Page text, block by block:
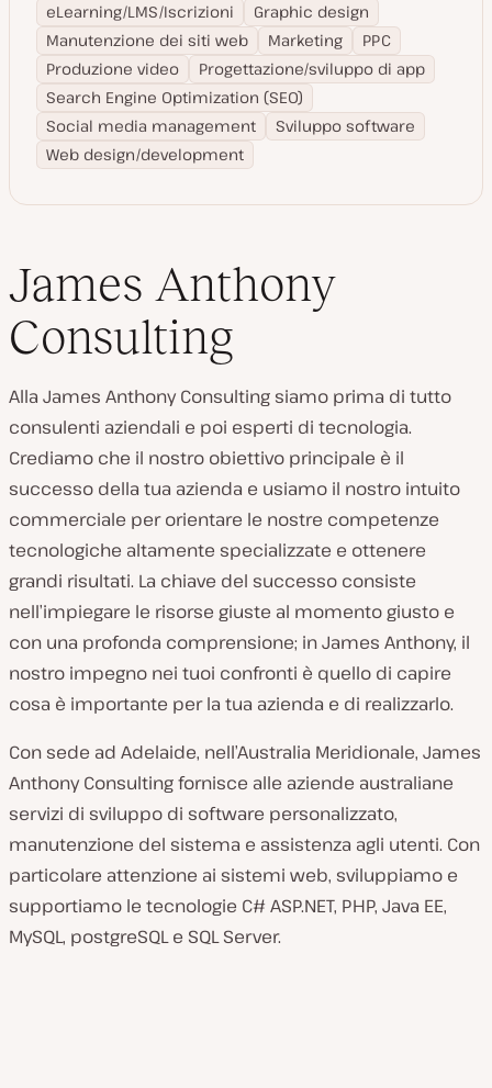
eLearning/LMS/Iscrizioni
Graphic design
Manutenzione dei siti web
Marketing
PPC
Produzione video
Progettazione/sviluppo di app
Search Engine Optimization (SEO)
Social media management
Sviluppo software
Web design/development
James Anthony
Consulting
Alla James Anthony Consulting siamo prima di tutto
consulenti aziendali e poi esperti di tecnologia.
Crediamo che il nostro obiettivo principale è il
successo della tua azienda e usiamo il nostro intuito
commerciale per orientare le nostre competenze
tecnologiche altamente specializzate e ottenere
grandi risultati. La chiave del successo consiste
nell’impiegare le risorse giuste al momento giusto e
con una profonda comprensione; in James Anthony, il
nostro impegno nei tuoi confronti è quello di capire
cosa è importante per la tua azienda e di realizzarlo.
Con sede ad Adelaide, nell’Australia Meridionale, James
Anthony Consulting fornisce alle aziende australiane
servizi di sviluppo di software personalizzato,
manutenzione del sistema e assistenza agli utenti. Con
particolare attenzione ai sistemi web, sviluppiamo e
supportiamo le tecnologie C# ASP.NET, PHP, Java EE,
MySQL, postgreSQL e SQL Server.